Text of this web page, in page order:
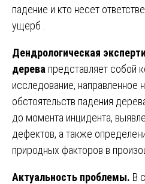
падение и кто несет
ущерб .
Дендрологическая
дерева представляет собой
исследование, направленное
обстоятельств падения
до момента инцидента,
дефектов, а также
природных факторов в
Актуальность проблемы. В